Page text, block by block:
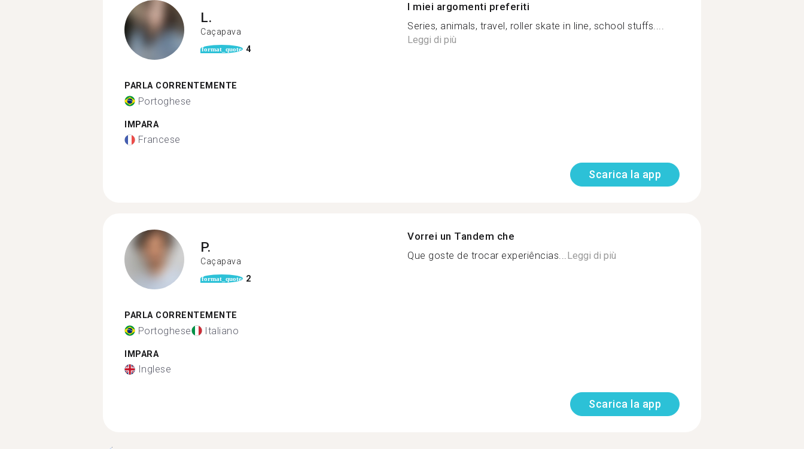
L.
Caçapava
format_quote 4
PARLA CORRENTEMENTE
Portoghese
IMPARA
Francese
I miei argomenti preferiti
Series, animals, travel, roller skate in line, school stuffs....
Leggi di più
Scarica la app
P.
Caçapava
format_quote 2
PARLA CORRENTEMENTE
Portoghese Italiano
IMPARA
Inglese
Vorrei un Tandem che
Que goste de trocar experiências...Leggi di più
Scarica la app